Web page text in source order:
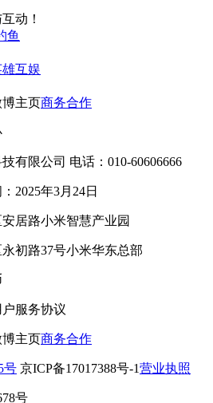
动！
鱼
互娱
博主页商务合作
有限公司 电话：010-60606666
2025年3月24日
居路小米智慧产业园
初路37号小米华东总部
户服务协议
博主页商务合作
号 京ICP备17017388号-1营业执照
号